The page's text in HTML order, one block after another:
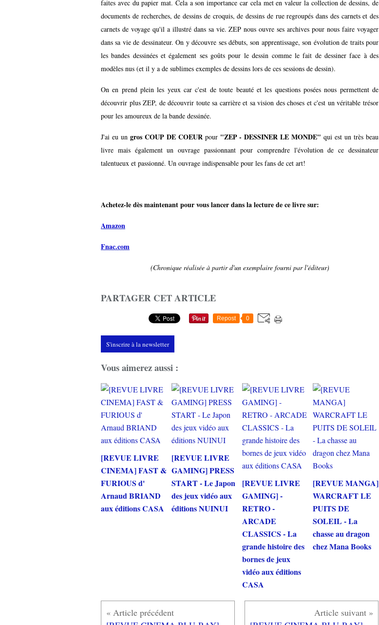
faites avec du papier mat. Cela a son importance car cela met en valeur la collection de dessins, de
documents de recherches, de dessins de croquis, de dessins de rue regroupés dans des carnets et des
carnets de voyage qu'il a illustré dans sa vie. ZEP nous ouvre ses archives pour nous faire voyager
dans sa vie de dessinateur. On y découvre ses débuts, son apprentissage, son évolution de traits pour
les bandes dessinées et également ses goûts pour le dessin comme le fait de dessiner face à des
modèles nus (et il y a de sublimes exemples de dessins lors de ces sessions de dessin).
On en prend plein les yeux car c'est de toute beauté et les questions posées nous permettent de
découvrir plus ZEP, de découvrir toute sa carrière et sa vision des choses et c'est un véritable trésor
pour les amoureux de la bande dessinée.
J'ai eu ungros COUP DE COEURpour "ZEP - DESSINER LE MONDE" qui est un très beau
livre mais également un ouvrage passionnant pour comprendre l'évolution de ce dessinateur
talentueux et passionné. Un ouvrage indispensable pour les fans de cet art!
Achetez-le dès maintenant pour vous lancer dans la lecture de ce livre sur:
Amazon
Fnac.com
(Chronique réalisée à partir d'un exemplaire fourni par l'éditeur)
PARTAGER CET ARTICLE
Repost 0
S'inscrire à la newsletter
Vous aimerez aussi :
[REVUE LIVRE
CINEMA] FAST &
FURIOUS d'
Arnaud BRIAND
aux éditions CASA
[REVUE LIVRE
GAMING] PRESS
START - Le Japon
des jeux vidéo aux
éditions NUINUI
[REVUE LIVRE
GAMING] -
RETRO -
ARCADE
CLASSICS - La
grande histoire des
bornes de jeux
vidéo aux éditions
CASA
[REVUE MANGA]
WARCRAFT LE
PUITS DE
SOLEIL - La
chasse au dragon
chez Mana Books